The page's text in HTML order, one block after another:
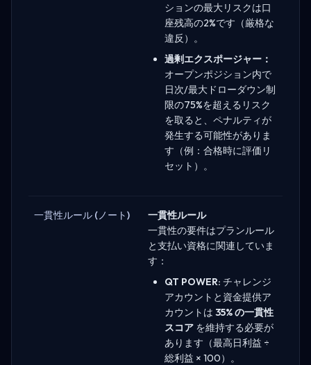
ションの最大リスクは口
座残高の2%です（厳格な
違反）。
過剰エクスポージャー：
オープンポジション内で
日次/最大ドローダウン制
限の75%を超えるリスク
を取ると、ペナルティが
発生する可能性がありま
す（例：合格時に評価リ
セット）。
一貫性ルール (ノート)
一貫性ルール
一貫性の要件はプランルール
と支払い資格に関連していま
す：
QT POWER: チャレンジ
アカウントと資金提供ア
カウントは 35% の一貫性
スコア を維持する必要が
あります（最高日利益 ÷
総利益 × 100）。